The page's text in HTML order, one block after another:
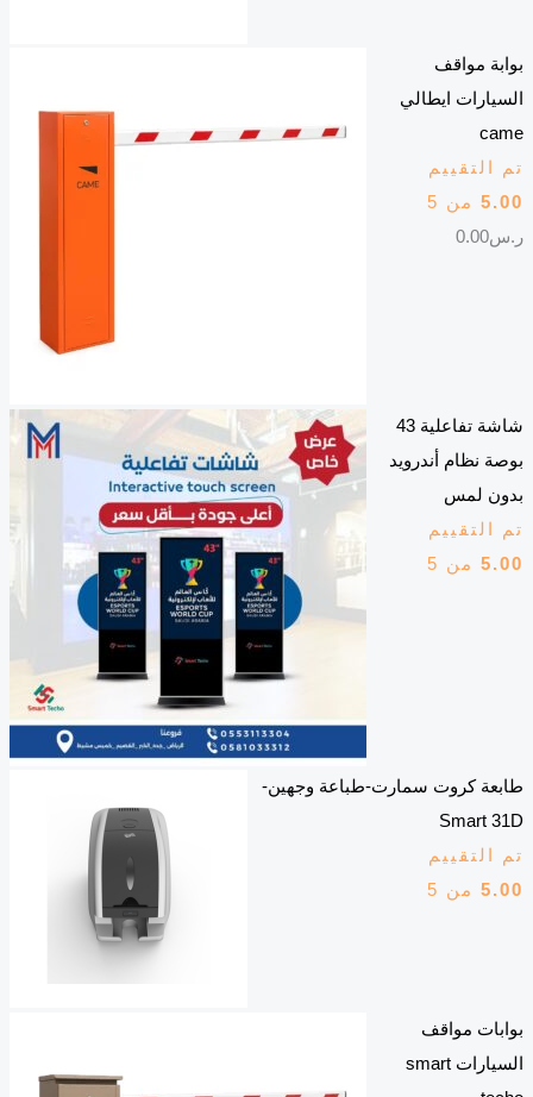
بوابة مواقف
السيارات ايطالي
came
تم التقييم
5.00من 5
ر.س0.00
شاشة تفاعلية 43
بوصة نظام أندرويد
بدون لمس
تم التقييم
5.00من 5
طابعة كروت سمارت-طباعة وجهين-
Smart 31D
تم التقييم
5.00من 5
بوابات مواقف
السيارات smart